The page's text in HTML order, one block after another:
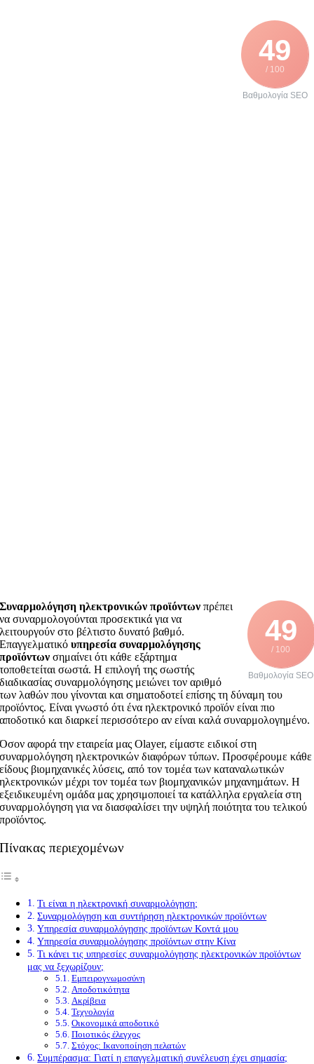
49
/ 100
Βαθμολογία SEO
49
/ 100
Βαθμολογία SEO
Συναρμολόγηση ηλεκτρονικών προϊόντων πρέπει
να συναρμολογούνται προσεκτικά για να
λειτουργούν στο βέλτιστο δυνατό βαθμό.
Επαγγελματικόυπηρεσία συναρμολόγησης
προϊόντων σημαίνει ότι κάθε εξάρτημα
τοποθετείται σωστά. Η επιλογή της σωστής
διαδικασίας συναρμολόγησης μειώνει τον αριθμό
των λαθών που γίνονται και σηματοδοτεί επίσης τη δύναμη του
προϊόντος. Είναι γνωστό ότι ένα ηλεκτρονικό προϊόν είναι πιο
αποδοτικό και διαρκεί περισσότερο αν είναι καλά συναρμολογημένο.
Όσον αφορά την εταιρεία μας Olayer, είμαστε ειδικοί στη
συναρμολόγηση ηλεκτρονικών διαφόρων τύπων. Προσφέρουμε κάθε
είδους βιομηχανικές λύσεις, από τον τομέα των καταναλωτικών
ηλεκτρονικών μέχρι τον τομέα των βιομηχανικών μηχανημάτων. Η
εξειδικευμένη ομάδα μας χρησιμοποιεί τα κατάλληλα εργαλεία στη
συναρμολόγηση για να διασφαλίσει την υψηλή ποιότητα του τελικού
προϊόντος.
Πίνακας περιεχομένων
Τι είναι η ηλεκτρονική συναρμολόγηση;
Συναρμολόγηση και συντήρηση ηλεκτρονικών προϊόντων
Υπηρεσία συναρμολόγησης προϊόντων Κοντά μου
Υπηρεσία συναρμολόγησης προϊόντων στην Κίνα
Τι κάνει τις υπηρεσίες συναρμολόγησης ηλεκτρονικών προϊόντων
μας να ξεχωρίζουν;
Εμπειρογνωμοσύνη
Αποδοτικότητα
Ακρίβεια
Τεχνολογία
Οικονομικά αποδοτικό
Ποιοτικός έλεγχος
Στόχος: Ικανοποίηση πελατών
Συμπέρασμα: Γιατί η επαγγελματική συνέλευση έχει σημασία;